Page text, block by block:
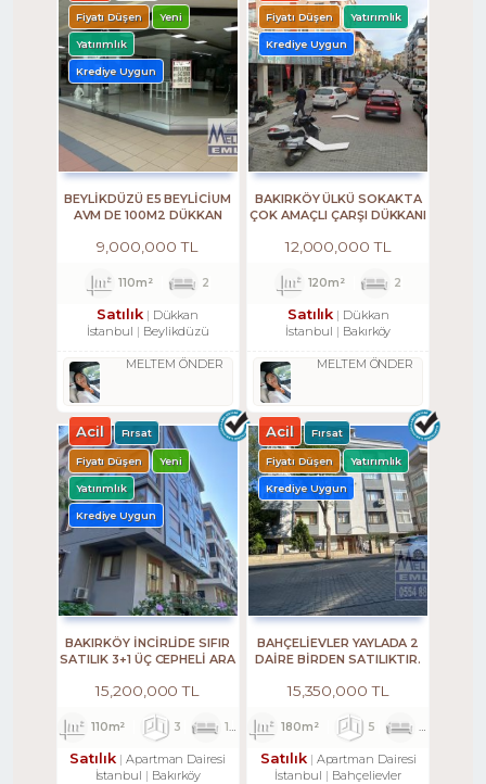
Fiyatı Düşen Yeni
Yatırımlık
Krediye Uygun
BEYLİKDÜZÜ E5 BEYLİCİUM
AVM DE 100M2 DÜKKAN
9,000,000 TL
110m² 2
Satılık
Dükkan
İstanbul
Beylikdüzü
MELTEM ÖNDER
Fiyatı Düşen Yatırımlık
Krediye Uygun
BAKIRKÖY ÜLKÜ SOKAKTA
ÇOK AMAÇLI ÇARŞI DÜKKANI
12,000,000 TL
120m² 2
Satılık
Dükkan
İstanbul
Bakırköy
MELTEM ÖNDER
Acil Fırsat
Fiyatı Düşen Yeni
Yatırımlık
Krediye Uygun
BAKIRKÖY İNCİRLİDE SIFIR
SATILIK 3+1 ÜÇ CEPHELİ ARA
15,200,000 TL
110m² 3 1 1
Satılık
Apartman Dairesi
İstanbul
Bakırköy
Acil Fırsat
Fiyatı Düşen Yatırımlık
Krediye Uygun
BAHÇELİEVLER YAYLADA 2
DAİRE BİRDEN SATILIKTIR.
15,350,000 TL
180m² 5
Satılık
Apartman Dairesi
İstanbul
Bahçelievler